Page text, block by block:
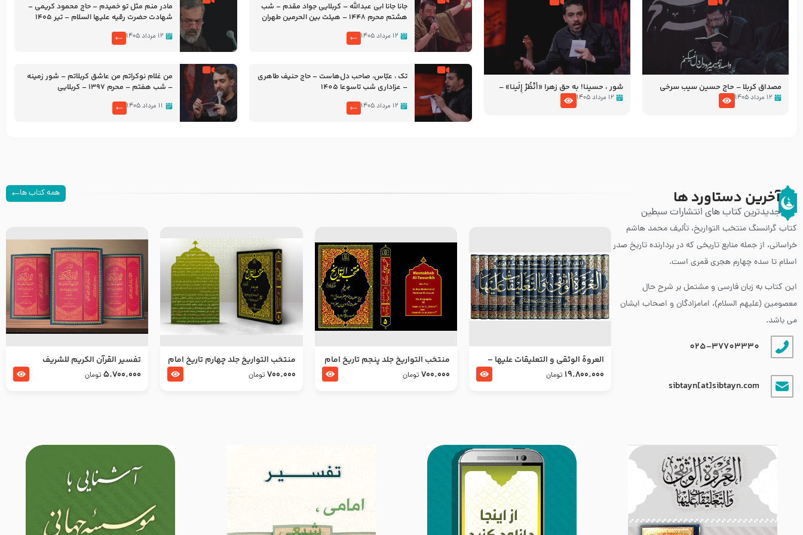
مصداق کربلا – حاج حسین سیب سرخی
۱۲ مرداد ۱۴۰۵
شور ، حسینا! به‌ حق زهرا «أُنْظُرْ إِلَینا» –
عزاداری شب هفتم ماه محرّم 1405
۱۲ مرداد ۱۴۰۵
جانا جانا ابی عبدالله – کربلایی جواد مقدم – شب
هشتم محرم 1448 – هیئت بین الحرمین طهران
۱۲ مرداد ۱۴۰۵
مادر منم مثل تو خمیدم – حاج محمود کریمی –
شهادت حضرت رقیه علیها السلام – تیر ۱۴۰۵
۱۲ مرداد ۱۴۰۵
تک ، عبّاس، صاحب دل‌هاست – حاج حنیف طاهری
– عزاداری شب تاسوعا 1405
۱۲ مرداد ۱۴۰۵
من غلام نوکراتم من عاشق کربلاتم – شور زمینه
– شب هفتم – محرم 1397 – کربلایی
۱۱ مرداد ۱۴۰۵
آخرین دستاورد ها
جدیدترین کتاب های انتشارات سبطین
همه کتاب ها
کتاب گرانسنگ منتخب التواريخ، تألیف محمد هاشم
خراسانی، از جمله منابع تاریخی که در بردارنده تاریخ صدر
اسلام تا سده چهارم هجری قمری است.
این کتاب به زبان فارسی و مشتمل بر شرح حال
معصومین (علیهم السلام)، امامزادگان و اصحاب ایشان
می باشد.
025-37703330
sibtayn[at]sibtayn.com
العروة الوثقى و التعليقات عليها –
طرح جدید
19.800.000 تومان
منتخب التواریخ جلد پنجم تاریخ امام
جعفر صادق و امام موسی بن جعفر
700.000 تومان
منتخب التواریخ جلد چهارم تاریخ امام
زین العابدین و امام محمد باقر
700.000 تومان
تفسير القرآن الكريم للشريف
المرتضي قدس سرّه
5.700.000 تومان